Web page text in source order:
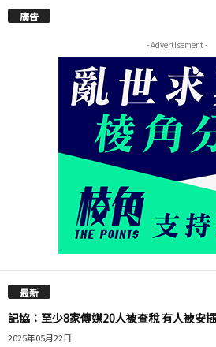
廣告
- Advertisement -
最新
記協：至少8家傳媒20人被查稅 有人被安
2025年05月22日